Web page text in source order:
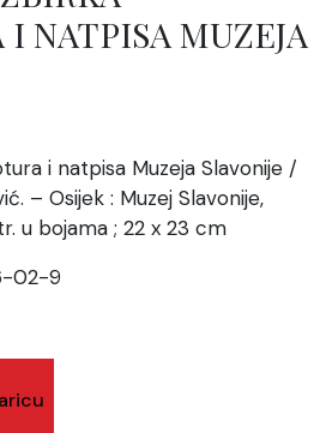
I NATPISA MUZEJA
i natpisa Muzeja Slavonije /
– Osijek : Muzej Slavonije,
u bojama ; 22 x 23 cm
02-9